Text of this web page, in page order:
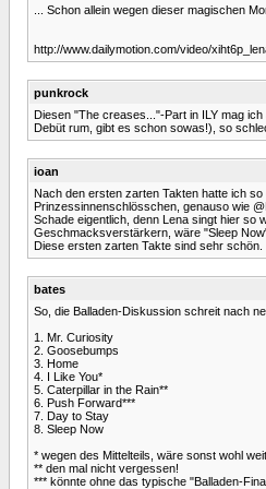
... Schon allein wegen dieser magischen
http://www.dailymotion.com/video/
punkrock
Diesen "The creases..."-Part in ILY mag
Debüt rum, gibt es schon sowas!), so
ioan
Nach den ersten zarten Takten hatte ich
Prinzessinnenschlösschen, genauso wie
Schade eigentlich, denn Lena singt hier so
Geschmacksverstärkern, wäre "Sleep
Diese ersten zarten Takte sind sehr
bates
So, die Balladen-Diskussion schreit nach
1. Mr. Curiosity
2. Goosebumps
3. Home
4. I Like You*
5. Caterpillar in the Rain**
6. Push Forward***
7. Day to Stay
8. Sleep Now
* wegen des Mittelteils, wäre sonst wohl
** den mal nicht vergessen!
*** könnte ohne das typische "Balladen-